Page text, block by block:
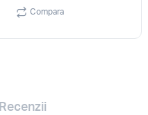
Compara
Recenzii